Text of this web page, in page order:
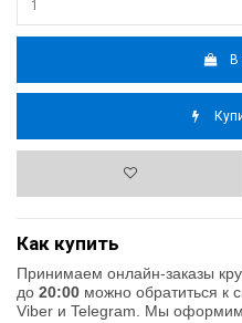
В
Как купить
Принимаем онлайн-заказы
до 20:00 можно обратиться к
Viber и Telegram. Мы оформим